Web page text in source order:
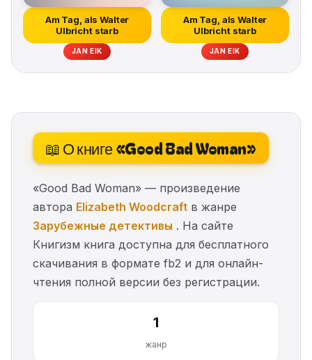
Am Tag, als Walter
Ulbricht starb
JAN EIK
Am Tag, als Walter
Ulbricht starb
JAN EIK
📖 О книге «Good Bad Woman»
«Good Bad Woman» — произведение
автора Elizabeth Woodcraft в жанре
Зарубежные детективы . На сайте
Книгизм книга доступна для бесплатного
скачивания в формате fb2 и для онлайн-
чтения полной версии без регистрации.
1
жанр